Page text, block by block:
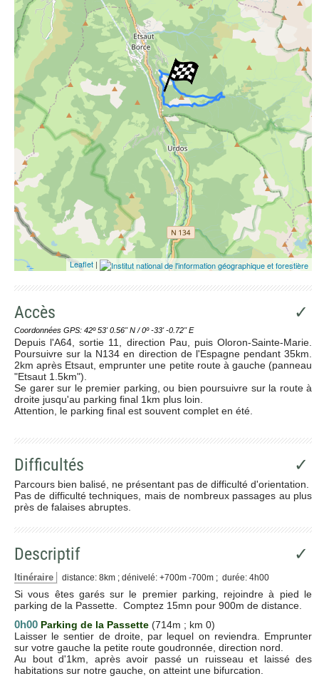
Photographies aériennes
Leaflet |
Accès ✓
Coordonnées GPS: 42º 53' 0.56'' N / 0º -33' -0.72'' E
Depuis l'A64, sortie 11, direction Pau, puis Oloron-Sainte-Marie.
Poursuivre sur la N134 en direction de l'Espagne pendant 35km.
2km après Etsaut, emprunter une petite route à gauche (panneau
"Etsaut 1.5km").
Se garer sur le premier parking, ou bien poursuivre sur la route à
droite jusqu'au parking final 1km plus loin.
Attention, le parking final est souvent complet en été.
Difficultés ✓
Parcours bien balisé, ne présentant pas de difficulté d'orientation.
Pas de difficulté techniques, mais de nombreux passages au plus
près de falaises abruptes.
Descriptif ✓
Itinéraire distance: 8km ; dénivelé: +700m -700m ; durée: 4h00
Si vous êtes garés sur le premier parking, rejoindre à pied le
parking de la Passette. Comptez 15mn pour 900m de distance.
0h00 Parking de la Passette (714m ; km 0)
Laisser le sentier de droite, par lequel on reviendra. Emprunter
sur votre gauche la petite route goudronnée, direction nord.
Au bout d'1km, après avoir passé un ruisseau et laissé des
habitations sur notre gauche, on atteint une bifurcation.